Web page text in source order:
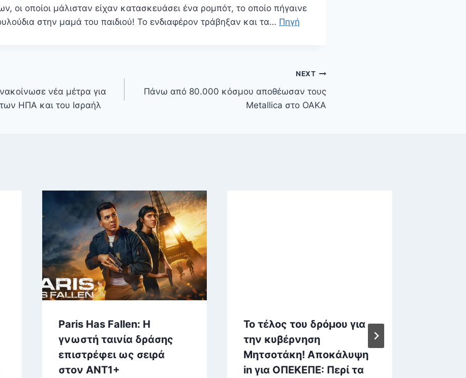
οι οποίοι μάλισταν είχαν κατασκευάσει ένα ρομπότ, το οποίο πήγαινε
στην μαμά του παιδιού! Το ενδιαφέρον τράβηξαν και τα… Πηγή
νέα μέτρα για
ΗΠΑ και του Ισραήλ
NEXT
Πάνω από 80.000 κόσμου αποθέωσαν τους
Metallica στο ΟΑΚΑ
Paris Has Fallen: H
γνωστή ταινία δράσης
επιστρέφει ως σειρά
στον ANT1+
Το τέλος του δρόμου για
την κυβέρνηση
Μητσοτάκη! Αποκάλυψη
in για ΟΠΕΚΕΠΕ: Περί τα